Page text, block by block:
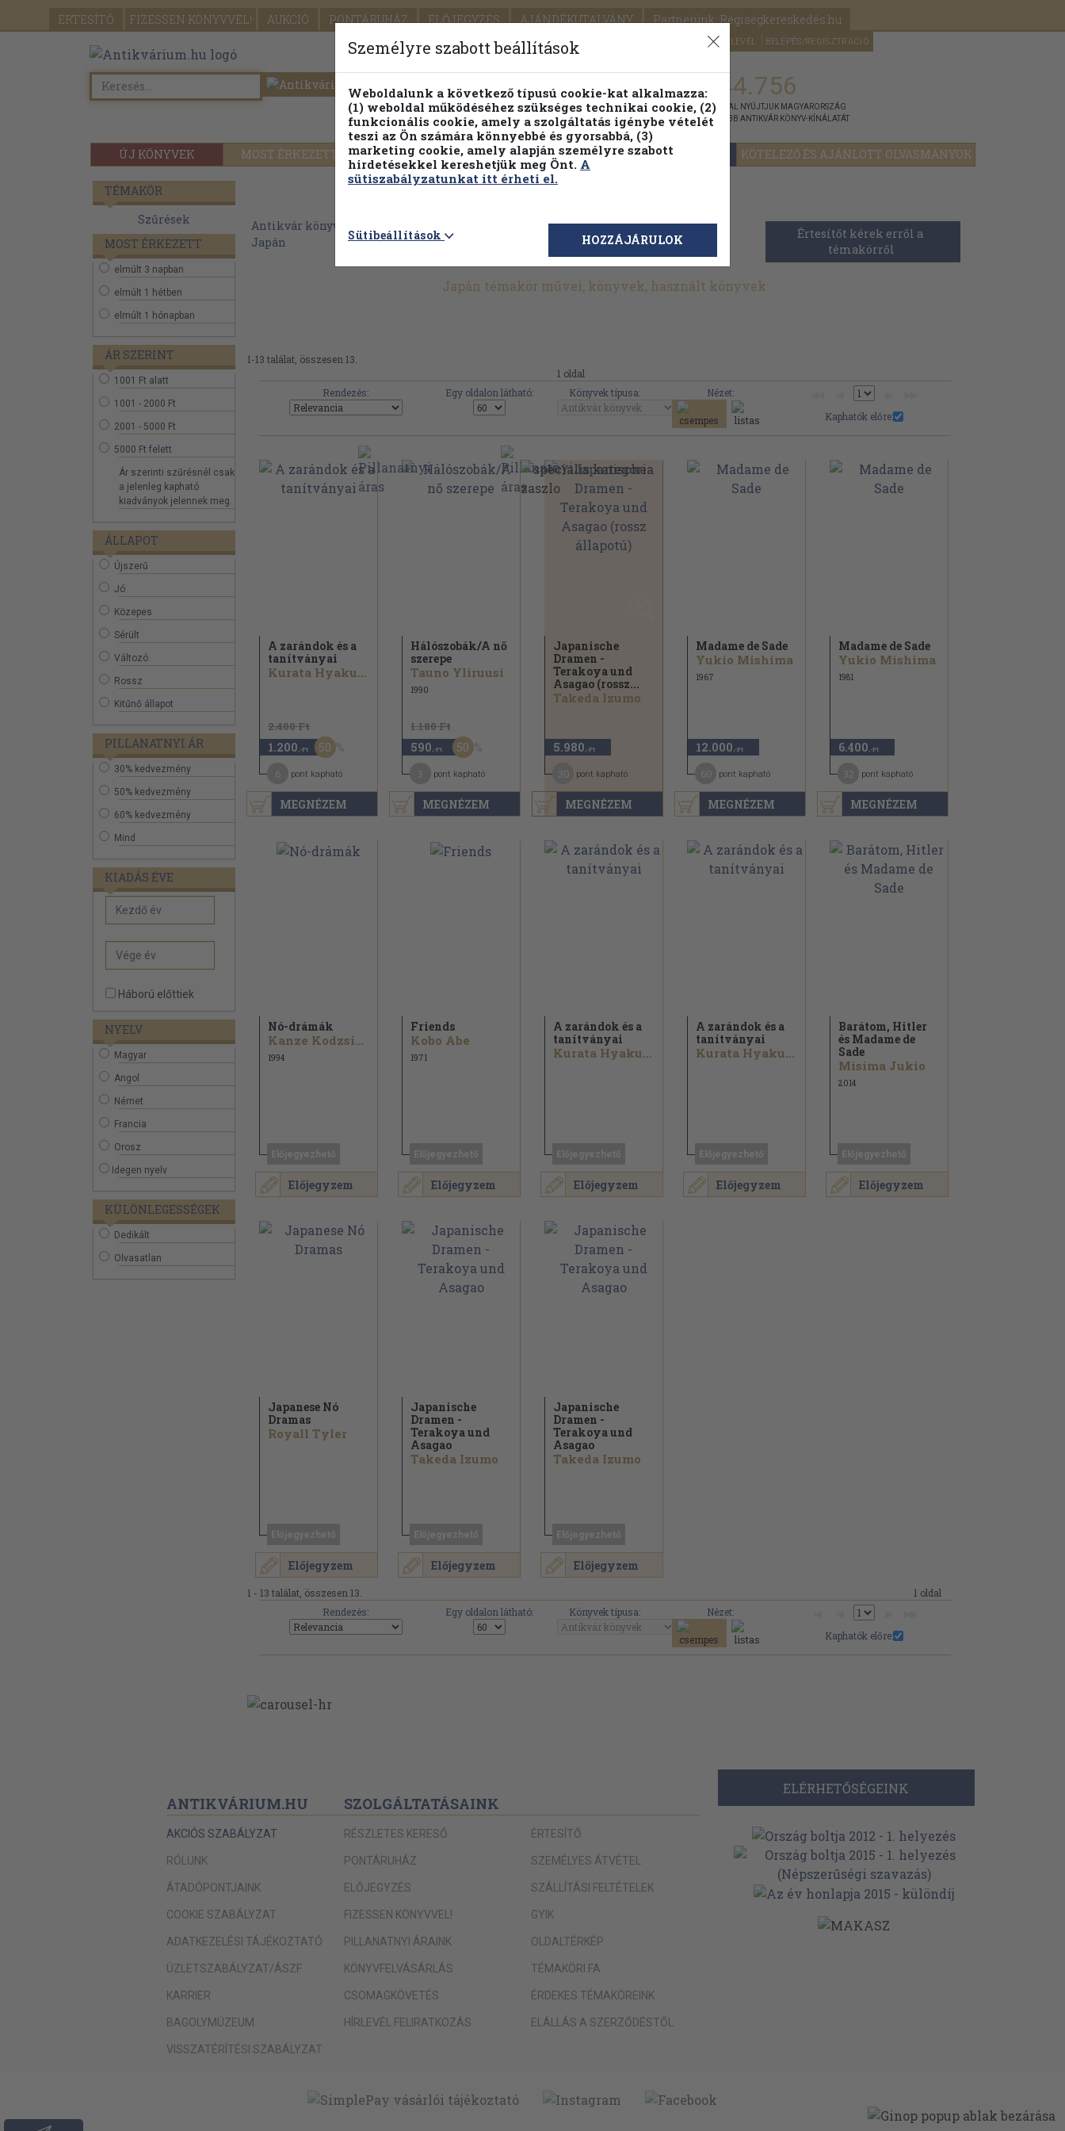
ÉRTESÍTŐ FIZESSEN KÖNYVVEL! AUKCIÓ PONTÁRUHÁZ ELŐJEGYZÉS AJÁNDÉKUTALVÁNY Partnerünk: Régiségkereskedés.hu
SEGÍTSÉG HÍRLEVÉL BELÉPÉS/REGISZTRÁCIÓ
ÚJ KÖNYVEK MOST ÉRKEZETT PILLANATNYI ÁRAINK FENNTARTHATÓ OLVASMÁNYOK KÖTELEZŐ ÉS AJÁNLOTT OLVASMÁNYOK
Részletes kereső Témaköri fa 1.144.756
KIADVÁNNYAL NYÚJTJUK MAGYARORSZÁG
LEGNAGYOBB ANTIKVÁR KÖNYV-KÍNÁLATÁT
TÉMAKÖR
Szűrések
MOST ÉRKEZETT
elmúlt 3 napban
elmúlt 1 hétben
elmúlt 1 hónapban
ÁR SZERINT
1001 Ft alatt
1001 - 2000 Ft
2001 - 5000 Ft
5000 Ft felett
Ár szerinti szűrésnél csak
a jelenleg kapható
kiadványok jelennek meg.
ÁLLAPOT
Újszerű
Jó
Közepes
Sérült
Változó
Rossz
Kitűnő állapot
PILLANATNYI ÁR
30% kedvezmény
50% kedvezmény
60% kedvezmény
Mind
KIADÁS ÉVE
Háború előttiek
NYELV
Magyar
Angol
Német
Francia
Orosz
Idegen nyelv
KÜLÖNLEGESSÉGEK
Dedikált
Olvasatlan
Antikvár könyvek A szerző származása szerint>Ázsia>
Japán
Értesítőt kérek erről a
témakörről
Japán témakör művei, könyvek, használt könyvek
1-13 találat, összesen 13.
1 oldal
Rendezés:
Egy oldalon látható: Könyvek típusa:
Nézet:
Kaphatók előre:
MEGNÉZEM
A zarándok és a
tanítványai
Kurata Hyakuzó
2.400 Ft
1.200 ,-Ft 50
pont kapható
MEGNÉZEM
Hálószobák/A nő
szerepe
Tauno Yliruusi
1990
1.180 Ft
590 ,-Ft 50
pont kapható
MEGNÉZEM
Japanische
Dramen -
Terakoya und
Asagao (rossz...
Takeda Izumo
5.980 ,-Ft
pont kapható
MEGNÉZEM
Madame de Sade
Yukio Mishima
1967
12.000 ,-Ft
pont kapható
MEGNÉZEM
Madame de Sade
Yukio Mishima
1981
6.400 ,-Ft
pont kapható
Előjegyzem
Nó-drámák
Kanze Kodzsiró Nobumicu...
1994
Előjegyzem
Friends
Kobo Abe
1971
Előjegyzem
A zarándok és a
tanítványai
Kurata Hyakuzó
Előjegyzem
A zarándok és a
tanítványai
Kurata Hyakuzó
Előjegyzem
Barátom, Hitler
és Madame de
Sade
Misima Jukio
2014
Előjegyzem
Japanese Nó
Dramas
Royall Tyler
Előjegyzem
Japanische
Dramen -
Terakoya und
Asagao
Takeda Izumo
Előjegyzem
Japanische
Dramen -
Terakoya und
Asagao
Takeda Izumo
1 - 13 találat, összesen 13.
1 oldal
Rendezés:
Egy oldalon látható: Könyvek típusa:
Nézet:
Kaphatók előre:
ANTIKVÁRIUM.HU
AKCIÓS SZABÁLYZAT
RÓLUNK
ÁTADÓPONTJAINK
COOKIE SZABÁLYZAT
ADATKEZELÉSI TÁJÉKOZTATÓ
ÜZLETSZABÁLYZAT/ÁSZF
KARRIER
BAGOLYMÚZEUM
VISSZATÉRÍTÉSI SZABÁLYZAT
SZOLGÁLTATÁSAINK
RÉSZLETES KERESŐ
PONTÁRUHÁZ
ELŐJEGYZÉS
FIZESSEN KÖNYVVEL!
PILLANATNYI ÁRAINK
KÖNYVFELVÁSÁRLÁS
CSOMAGKÖVETÉS
HÍRLEVÉL FELIRATKOZÁS
ÉRTESÍTŐ
SZEMÉLYES ÁTVÉTEL
SZÁLLÍTÁSI FELTÉTELEK
GYIK
OLDALTÉRKÉP
TÉMAKÖRI FA
ÉRDEKES TÉMAKÖREINK
ELÁLLÁS A SZERZŐDÉSTŐL
ELÉRHETŐSÉGEINK
Személyre szabott beállítások
Weboldalunk a következő típusú cookie-kat alkalmazza:
(1) weboldal működéséhez szükséges technikai cookie, (2)
funkcionális cookie, amely a szolgáltatás igénybe vételét
teszi az Ön számára könnyebbé és gyorsabbá, (3)
marketing cookie, amely alapján személyre szabott
hirdetésekkel kereshetjük meg Önt. A
sütiszabályzatunkat itt érheti el.
Sütibeállítások HOZZÁJÁRULOK